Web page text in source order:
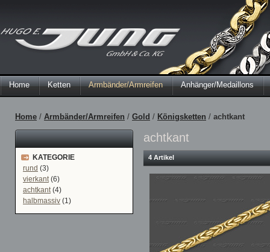
Home Ketten Armbänder/Armreifen Anhänger/Medaillons
Home / Armbänder/Armreifen / Gold / Königsketten / achtkant
achtkant
4 Artikel
KATEGORIE
rund (3)
vierkant(6)
achtkant(4)
halbmassiv (1)